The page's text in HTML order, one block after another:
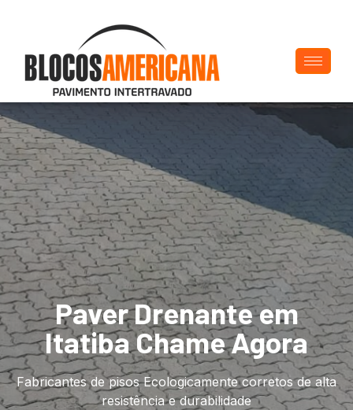
Paver Drenante em
Itatiba Chame Agora
Fabricantes de pisos Ecologicamente corretos de alta
resistência e durabilidade